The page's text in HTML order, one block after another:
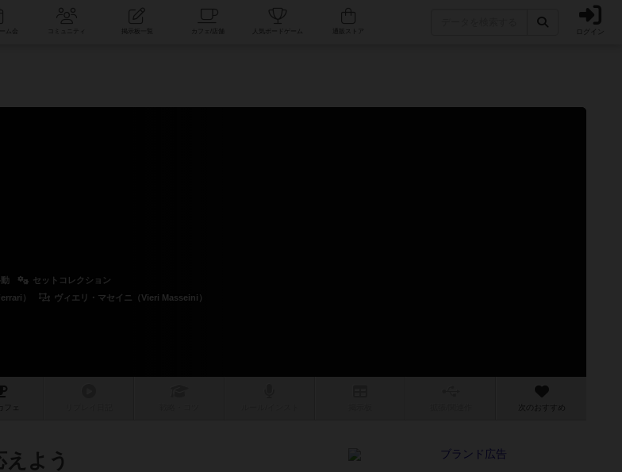
コミュニティ 人気ボードゲーム ログイン
セットコレクション
） ヴィエリ・マセイニ（Vieri Masseini）
カフェ 次のおすすめ
よう